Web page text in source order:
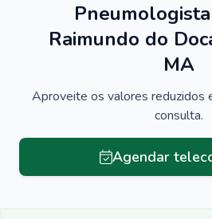
Raimundo do
MA
Aproveite os valores reduzidos
consulta.
Agendar